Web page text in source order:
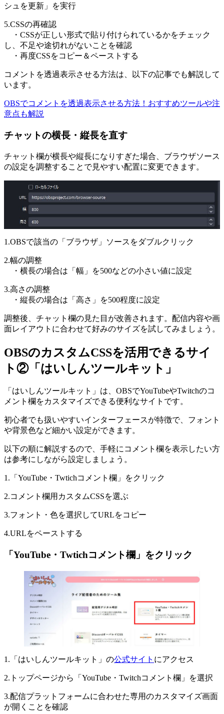
シュを更新」を実行
5.CSSの再確認
・CSSが正しい形式で貼り付けられているかをチェック
し、不足や途切れがないことを確認
・再度CSSをコピー＆ペーストする
コメントを透過表示させる方法は、以下の記事でも解説して
います。
OBSでコメントを透過表示させる方法！おすすめツールや注
意点も解説
チャットの横長・縦長を直す
チャット欄が横長や縦長になりすぎた場合、ブラウザソース
の設定を調整することで見やすい配置に変更できます。
1.OBSで該当の「ブラウザ」ソースをダブルクリック
2.幅の調整
・横長の場合は「幅」を500などの小さい値に設定
3.高さの調整
・縦長の場合は「高さ」を500程度に設定
調整後、チャット欄の見た目が改善されます。配信内容や画
面レイアウトに合わせて好みのサイズを試してみましょう。
OBSのカスタムCSSを活用できるサイ
ト②「はいしんツールキット」
「はいしんツールキット」は、OBSでYouTubeやTwitchのコ
メント欄をカスタマイズできる便利なサイトです。
初心者でも扱いやすいインターフェースが特徴で、フォント
や背景色など細かい設定ができます。
以下の順に解説するので、手軽にコメント欄を表示したい方
は参考にしながら設定しましょう。
1.「YouTube・Twtichコメント欄」をクリック
2.コメント欄用カスタムCSSを選ぶ
3.フォント・色を選択してURLをコピー
4.URLをペーストする
「YouTube・Twtichコメント欄」をクリック
1.「はいしんツールキット」の公式サイト にアクセス
2.トップページから「YouTube・Twitchコメント欄」を選択
3.配信プラットフォームに合わせた専用のカスタマイズ画面
が開くことを確認